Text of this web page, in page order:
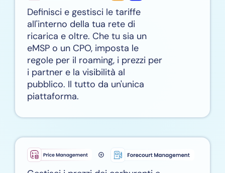
Definisci e gestisci le tariffe
all'interno della tua rete di
ricarica e oltre. Che tu sia un
eMSP o un CPO, imposta le
regole per il roaming, i prezzi per
i partner e la visibilità al
pubblico. Il tutto da un'unica
piattaforma.